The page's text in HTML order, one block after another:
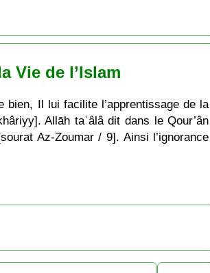
Vie de l’Islam
bien, Il lui facilite l’apprentissage de la
Allāh taʿâlâ dit dans le Qour’ân
Az-Zoumar / 9]. Ainsi l’ignorance